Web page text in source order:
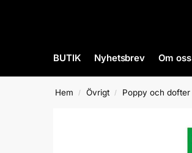
BUTIK Nyhetsbrev Om oss
Hem / Övrigt / Poppy och dofter